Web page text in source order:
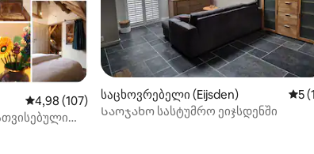
საშუალო შეფასებაა 5‑დან 4,98, 107 მიმოხილვა
4,98 (107)
საცხოვრებელი (Eijsden)
5
Საოჯახო სასტუმრო ეიჯსდენში